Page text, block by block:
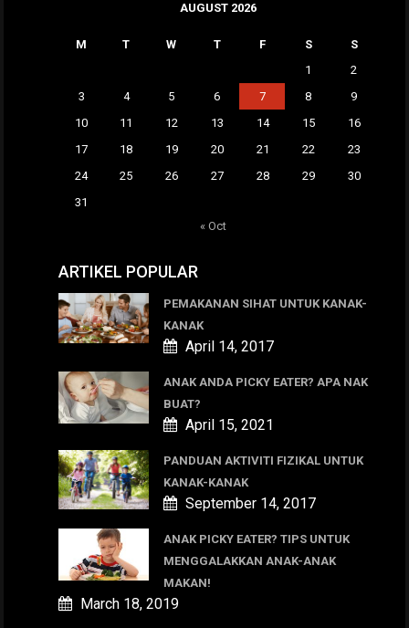
AUGUST 2026
M T W T F S
S
1
2
3
4 5 6 7 8
9
10
11 12 13 14 15
16
17
18 19 20 21 22
23
24
25 26 27 28 29
30
31
« Oct
ARTIKEL POPULAR
PEMAKANAN SIHAT UNTUK KANAK-
KANAK
April 14, 2017
ANAK ANDA PICKY EATER? APA NAK
BUAT?
April 15, 2021
PANDUAN AKTIVITI FIZIKAL UNTUK
KANAK-KANAK
September 14, 2017
ANAK PICKY EATER? TIPS UNTUK
MENGGALAKKAN ANAK-ANAK
MAKAN!
March 18, 2019